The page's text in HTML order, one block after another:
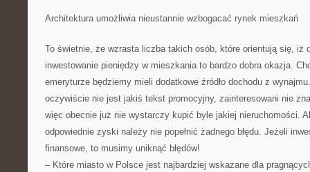
Architektura umożliwia nieustannie wzbogacać rynek mieszkań
To świetnie, że wzrasta liczba takich osób, które orientują się, iż
inwestowanie pieniędzy w mieszkania to bardzo dobra okazja.
emeryturze będziemy mieli dodatkowe źródło dochodu z
oczywiście nie jest jakiś tekst promocyjny, zainteresowani nie
więc obecnie już nie wystarczy kupić byle jakiej nieruchomości.
odpowiednie zyski należy nie popełnić żadnego błędu. Jeżeli
finansowe, to musimy uniknąć błędów!
– Które miasto w Polsce jest najbardziej wskazane dla